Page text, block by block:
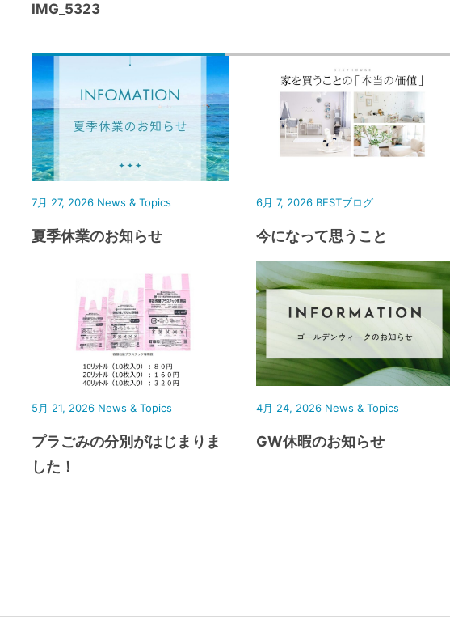
IMG_5323
7月 27, 2026 News & Topics
夏季休業のお知らせ
6月 7, 2026 BESTブログ
今になって思うこと
5月 21, 2026 News & Topics
プラごみの分別がはじまりま
した！
4月 24, 2026 News & Topics
GW休暇のお知らせ